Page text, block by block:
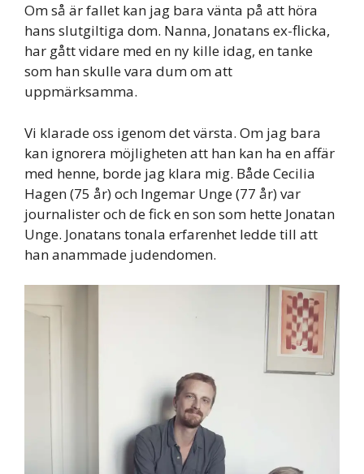
Om så är fallet kan jag bara vänta på att höra
hans slutgiltiga dom. Nanna, Jonatans ex-flicka,
har gått vidare med en ny kille idag, en tanke
som han skulle vara dum om att
uppmärksamma.
Vi klarade oss igenom det värsta. Om jag bara
kan ignorera möjligheten att han kan ha en affär
med henne, borde jag klara mig. Både Cecilia
Hagen (75 år) och Ingemar Unge (77 år) var
journalister och de fick en son som hette Jonatan
Unge. Jonatans tonala erfarenhet ledde till att
han anammade judendomen.